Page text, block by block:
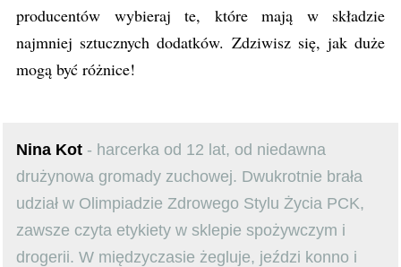
producentów wybieraj te, które mają w składzie
najmniej sztucznych dodatków. Zdziwisz się, jak duże
mogą być różnice!
Nina Kot - harcerka od 12 lat, od niedawna
drużynowa gromady zuchowej. Dwukrotnie brała
udział w Olimpiadzie Zdrowego Stylu Życia PCK,
zawsze czyta etykiety w sklepie spożywczym i
drogerii. W międzyczasie żegluje, jeździ konno i